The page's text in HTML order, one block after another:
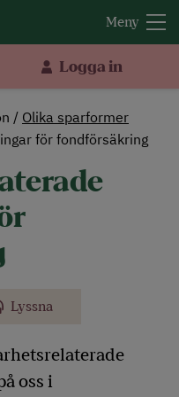
Logga in
Olika sparformer
för fondförsäkring
Lyssna
oss i